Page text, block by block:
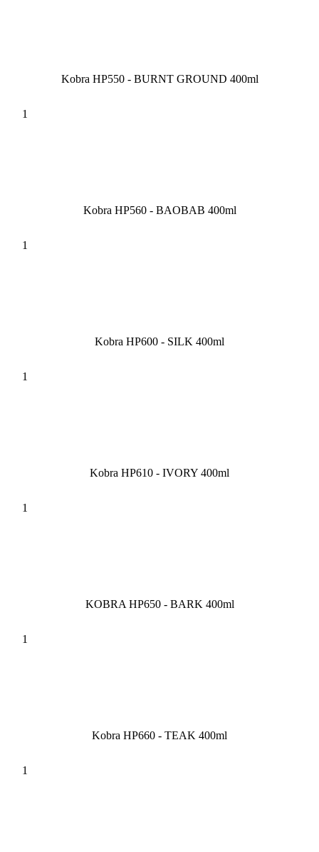
Kobra HP550 - BURNT GROUND 400ml
Kobra HP560 - BAOBAB 400ml
Kobra HP600 - SILK 400ml
Kobra HP610 - IVORY 400ml
KOBRA HP650 - BARK 400ml
Kobra HP660 - TEAK 400ml